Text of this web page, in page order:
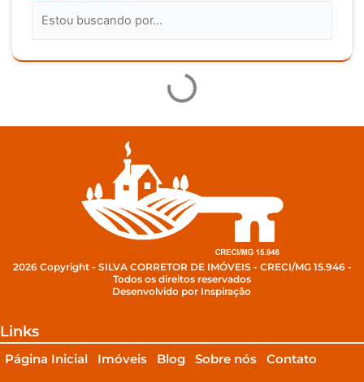
2026 Copyright - SILVA CORRETOR DE IMÓVEIS - CRECI/MG 15.946 -
Todos os direitos reservados
Desenvolvido por Inspiração
Links
Página Inicial Imóveis Blog Sobre nós Contato